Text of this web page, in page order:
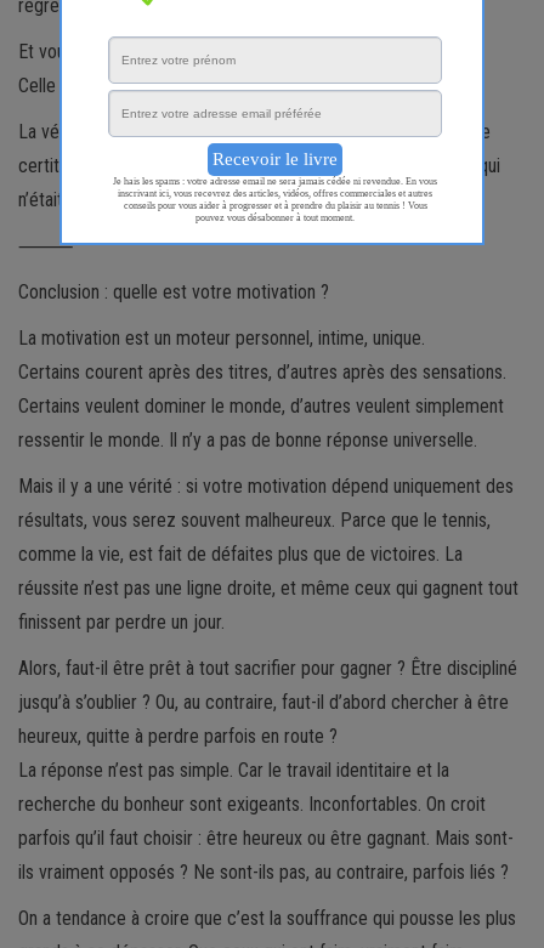
regrets d’avoir trop donné, mais pas dans la bonne direction.
Et vous, que feriez-vous ? Quelle voix écouteriez-vous ?
Celle du palmarès ou celle du cœur ?
La vérité, c’est qu’il n’y a pas de bonne réponse. Mais il y a une
certitude : la pire chose serait d’échouer en suivant une voie qui
n’était pas la sienne.
⸻
Conclusion : quelle est votre motivation ?
La motivation est un moteur personnel, intime, unique.
Certains courent après des titres, d’autres après des sensations.
Certains veulent dominer le monde, d’autres veulent simplement
ressentir le monde. Il n’y a pas de bonne réponse universelle.
Mais il y a une vérité : si votre motivation dépend uniquement des
résultats, vous serez souvent malheureux. Parce que le tennis,
comme la vie, est fait de défaites plus que de victoires. La
réussite n’est pas une ligne droite, et même ceux qui gagnent tout
finissent par perdre un jour.
Alors, faut-il être prêt à tout sacrifier pour gagner ? Être discipliné
jusqu’à s’oublier ? Ou, au contraire, faut-il d’abord chercher à être
heureux, quitte à perdre parfois en route ?
La réponse n’est pas simple. Car le travail identitaire et la
recherche du bonheur sont exigeants. Inconfortables. On croit
parfois qu’il faut choisir : être heureux ou être gagnant. Mais sont-
ils vraiment opposés ? Ne sont-ils pas, au contraire, parfois liés ?
On a tendance à croire que c’est la souffrance qui pousse les plus